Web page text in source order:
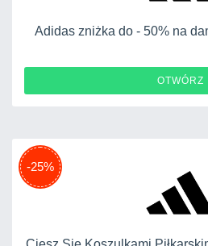
Adidas zniżka do - 50% na
OTWÓRZ
-25%